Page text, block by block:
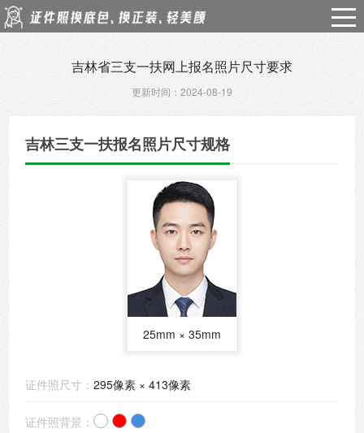
吉林省三支一扶网上报名照片尺寸要求
更新时间：2024-08-19
吉林三支一扶报名照片尺寸规格
25mm × 35mm
证件照尺寸：295像素 × 413像素
证件照背景：